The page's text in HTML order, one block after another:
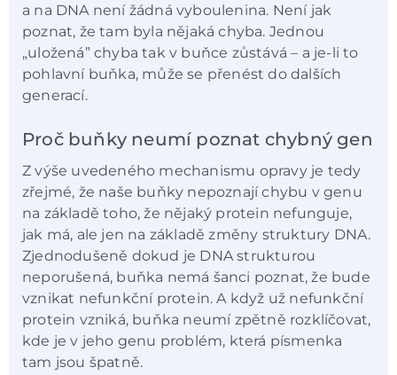
a na DNA není žádná vyboulenina. Není jak
poznat, že tam byla nějaká chyba. Jednou
„uložená” chyba tak v buňce zůstává – a je-li to
pohlavní buňka, může se přenést do dalších
generací.
Proč buňky neumí poznat chybný gen
Z výše uvedeného mechanismu opravy je tedy
zřejmé, že naše buňky nepoznají chybu v genu
na základě toho, že nějaký protein nefunguje,
jak má, ale jen na základě změny struktury DNA.
Zjednodušeně dokud je DNA strukturou
neporušená, buňka nemá šanci poznat, že bude
vznikat nefunkční protein. A když už nefunkční
protein vzniká, buňka neumí zpětně rozklíčovat,
kde je v jeho genu problém, která písmenka
tam jsou špatně.